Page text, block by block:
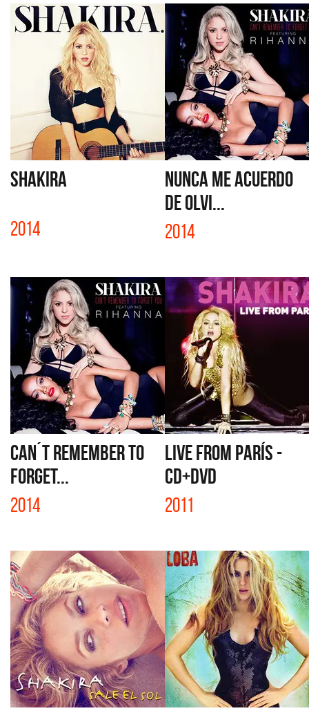
SHAKIRA
2014
NUNCA ME ACUERDO
DE OLVI...
2014
CAN´T REMEMBER TO
FORGET...
2014
LIVE FROM PARÍS -
CD+DVD
2011